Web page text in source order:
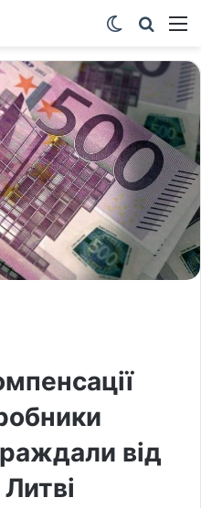
Switch skin
від